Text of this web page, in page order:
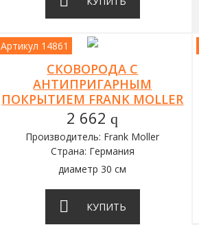
Артикул 14861
СКОВОРОДА С
АНТИПРИГАРНЫМ
ПОКРЫТИЕМ FRANK MOLLER
2 662q
Производитель: Frank Moller
Страна: Германия
диаметр 30 см
КУПИТЬ